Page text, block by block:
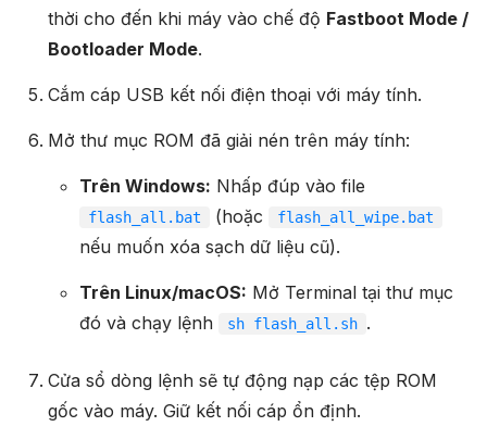
thời cho đến khi máy vào chế độ Fastboot Mode /
Bootloader Mode.
Cắm cáp USB kết nối điện thoại với máy tính.
Mở thư mục ROM đã giải nén trên máy tính:
Trên Windows: Nhấp đúp vào file
flash_all.bat (hoặc flash_all_wipe.bat
nếu muốn xóa sạch dữ liệu cũ).
Trên Linux/macOS: Mở Terminal tại thư mục
đó và chạy lệnh
sh flash_all.sh .
Cửa sổ dòng lệnh sẽ tự động nạp các tệp ROM
gốc vào máy. Giữ kết nối cáp ổn định.